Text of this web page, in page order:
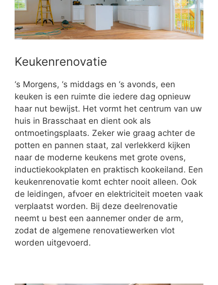
Keukenrenovatie
‘s Morgens, ‘s middags en ‘s avonds, een
keuken is een ruimte die iedere dag opnieuw
haar nut bewijst. Het vormt het centrum van uw
huis in Brasschaat en dient ook als
ontmoetingsplaats. Zeker wie graag achter de
potten en pannen staat, zal verlekkerd kijken
naar de moderne keukens met grote ovens,
inductiekookplaten en praktisch kookeiland. Een
keukenrenovatie komt echter nooit alleen. Ook
de leidingen, afvoer en elektriciteit moeten vaak
verplaatst worden. Bij deze deelrenovatie
neemt u best een aannemer onder de arm,
zodat de algemene renovatiewerken vlot
worden uitgevoerd.